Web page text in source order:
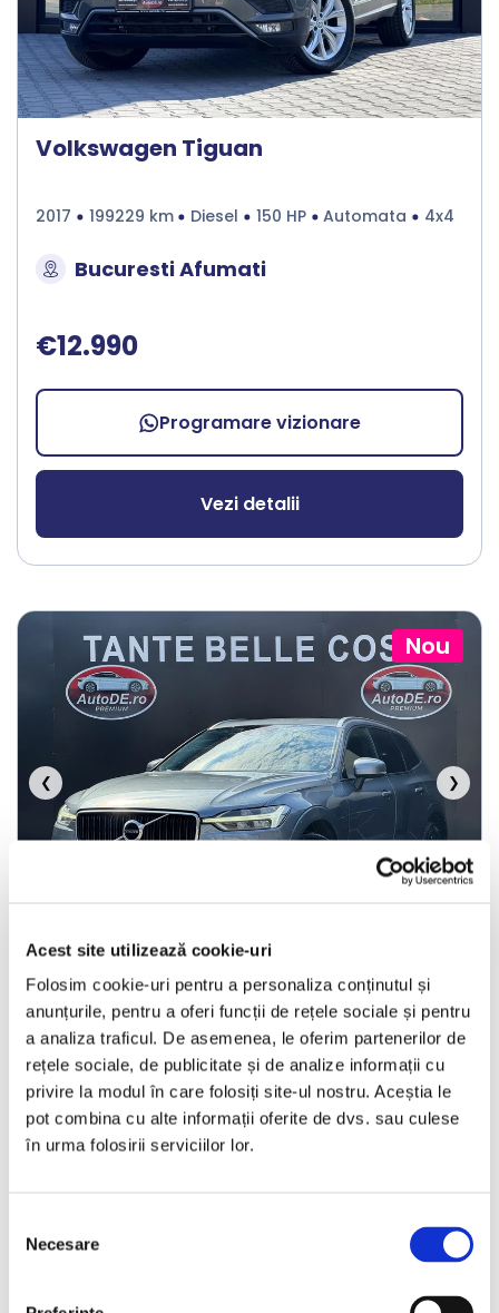
Acest site utilizează cookie-uri
Folosim cookie-uri pentru a personaliza conținutul și
anunțurile, pentru a oferi funcții de rețele sociale și pentru
a analiza traficul. De asemenea, le oferim partenerilor de
rețele sociale, de publicitate și de analize informații cu
privire la modul în care folosiți site-ul nostru. Aceștia le
pot combina cu alte informații oferite de dvs. sau culese
în urma folosirii serviciilor lor.
consimțământului
Necesare
Volkswagen Tiguan
2017 199229 km Diesel 150 HP Automata 4x4
Bucuresti Afumati
€12.990
Programare vizionare
Vezi detalii
Nou
❮ ❯
Volvo XC 60
2018 164950 km Diesel 190 HP Automata
Bucuresti Otopeni